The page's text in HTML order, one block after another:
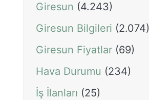
Giresun (4.243)
Giresun Bilgileri (2.074)
Giresun Fiyatlar (69)
Hava Durumu (234)
İş İlanları (25)